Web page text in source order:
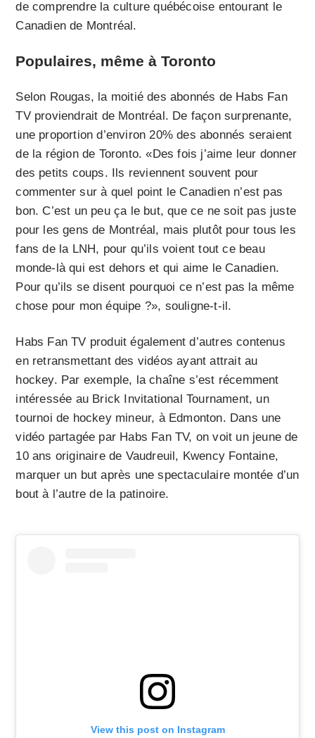
de comprendre la culture québécoise entourant le
Canadien de Montréal.
Populaires, même à Toronto
Selon Rougas, la moitié des abonnés de Habs Fan
TV proviendrait de Montréal. De façon surprenante,
une proportion d’environ 20% des abonnés seraient
de la région de Toronto. «Des fois j’aime leur donner
des petits coups. Ils reviennent souvent pour
commenter sur à quel point le Canadien n’est pas
bon. C’est un peu ça le but, que ce ne soit pas juste
pour les gens de Montréal, mais plutôt pour tous les
fans de la LNH, pour qu’ils voient tout ce beau
monde-là qui est dehors et qui aime le Canadien.
Pour qu’ils se disent pourquoi ce n’est pas la même
chose pour mon équipe ?», souligne-t-il.
Habs Fan TV produit également d’autres contenus
en retransmettant des vidéos ayant attrait au
hockey. Par exemple, la chaîne s’est récemment
intéressée au Brick Invitational Tournament, un
tournoi de hockey mineur, à Edmonton. Dans une
vidéo partagée par Habs Fan TV, on voit un jeune de
10 ans originaire de Vaudreuil, Kwency Fontaine,
marquer un but après une spectaculaire montée d’un
bout à l’autre de la patinoire.
View this post on Instagram